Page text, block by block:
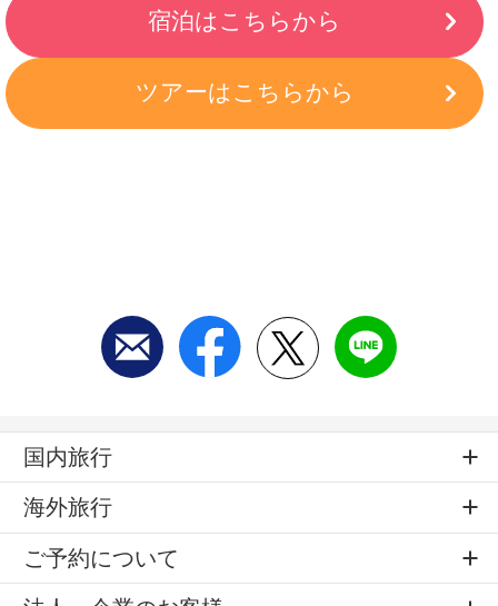
宿泊はこちらから
ツアーはこちらから
国内旅行
海外旅行
ご予約について